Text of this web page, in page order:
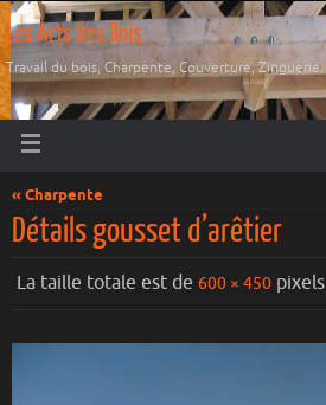
Les Arts Des Bois
Travail du bois, Charpente, Couverture, Zinguerie.
« Charpente
Détails gousset d’arêtier
La taille totale est de 600 × 450 pixels